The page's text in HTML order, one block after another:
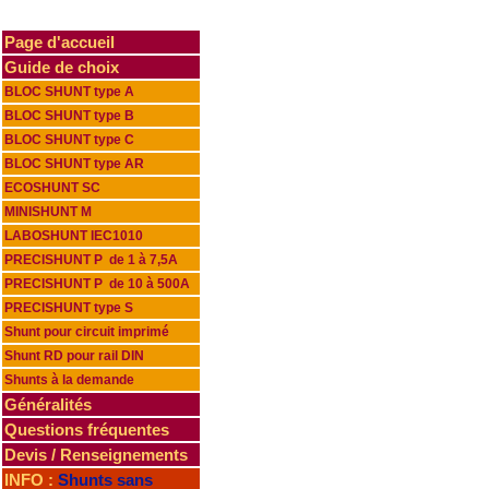
Page d'accueil
Guide de choix
BLOC SHUNT type A
BLOC SHUNT type B
BLOC SHUNT type C
BLOC SHUNT type AR
ECOSHUNT SC
MINISHUNT M
LABOSHUNT IEC1010
PRECISHUNT P de 1 à 7,5A
PRECISHUNT P de 10 à 500A
PRECISHUNT type S
Shunt pour circuit imprimé
Shunt RD pour rail DIN
Shunts à la demande
Généralités
Questions fréquentes
Devis / Renseignements
INFO : Shunts sans